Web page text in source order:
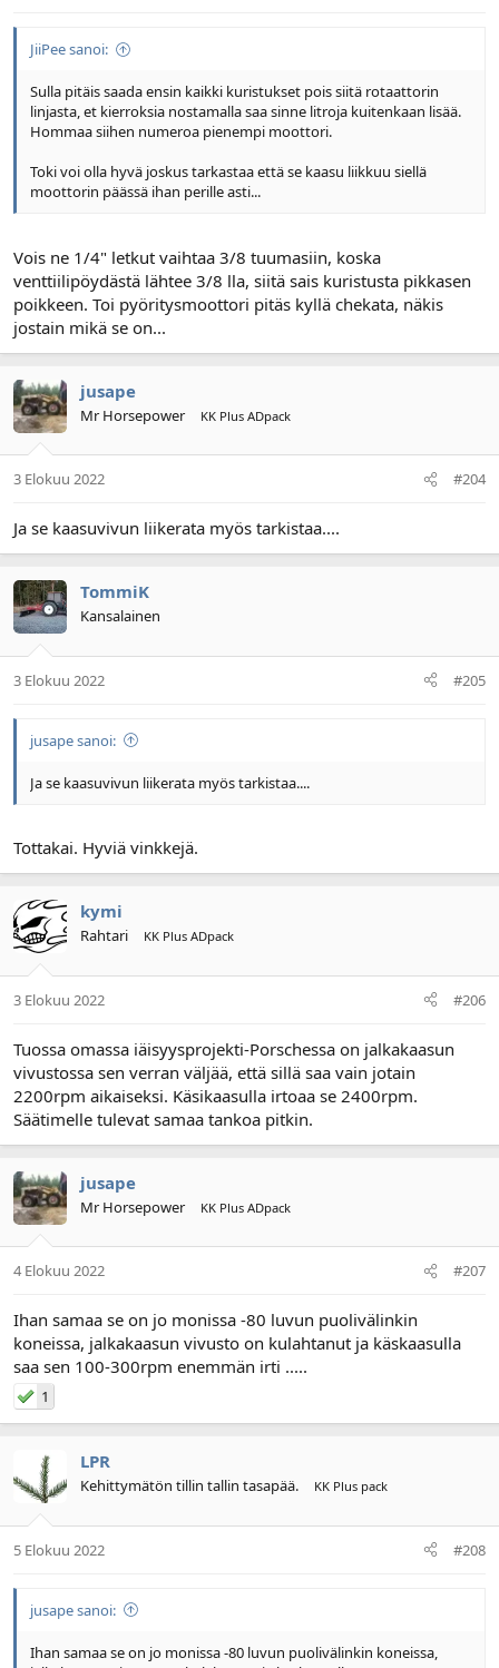
JiiPee sanoi:
Sulla pitäis saada ensin kaikki kuristukset pois siitä rotaattorin
linjasta, et kierroksia nostamalla saa sinne litroja kuitenkaan lisää.
Hommaa siihen numeroa pienempi moottori.
Toki voi olla hyvä joskus tarkastaa että se kaasu liikkuu siellä
moottorin päässä ihan perille asti...
Vois ne 1/4" letkut vaihtaa 3/8 tuumasiin, koska
venttiilipöydästä lähtee 3/8 lla, siitä sais kuristusta pikkasen
poikkeen. Toi pyöritysmoottori pitäs kyllä chekata, näkis
jostain mikä se on...
jusape
Mr Horsepower KK Plus ADpack
3 Elokuu 2022 #204
Ja se kaasuvivun liikerata myös tarkistaa....
TommiK
Kansalainen
3 Elokuu 2022 #205
jusape sanoi:
Ja se kaasuvivun liikerata myös tarkistaa....
Tottakai. Hyviä vinkkejä.
kymi
Rahtari KK Plus ADpack
3 Elokuu 2022 #206
Tuossa omassa iäisyysprojekti-Porschessa on jalkakaasun
vivustossa sen verran väljää, että sillä saa vain jotain
2200rpm aikaiseksi. Käsikaasulla irtoaa se 2400rpm.
Säätimelle tulevat samaa tankoa pitkin.
jusape
Mr Horsepower KK Plus ADpack
4 Elokuu 2022 #207
Ihan samaa se on jo monissa -80 luvun puolivälinkin
koneissa, jalkakaasun vivusto on kulahtanut ja käskaasulla
saa sen 100-300rpm enemmän irti .....
1
LPR
Kehittymätön tillin tallin tasapää. KK Plus pack
5 Elokuu 2022 #208
jusape sanoi:
Ihan samaa se on jo monissa -80 luvun puolivälinkin koneissa,